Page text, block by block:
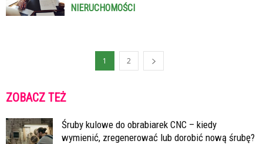
NIERUCHOMOŚCI
1 2
ZOBACZ TEŻ
Śruby kulowe do obrabiarek CNC – kiedy
wymienić, zregenerować lub dorobić nową śrubę?